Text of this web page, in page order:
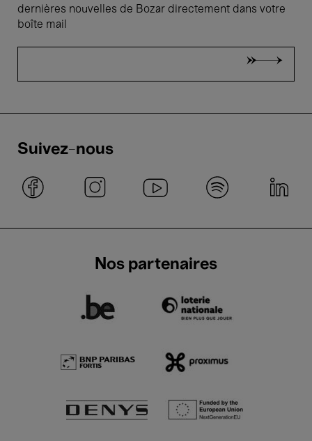
dernières nouvelles de Bozar directement dans votre
boîte mail
Suivez-nous
Nos partenaires